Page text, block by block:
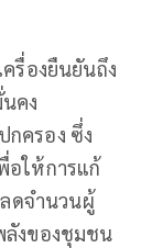
รื่องยืนยันถึง
คง
กครอง ซึ่ง
อให้การแก้
ดจำนวนผู้
ลังของชุมชน